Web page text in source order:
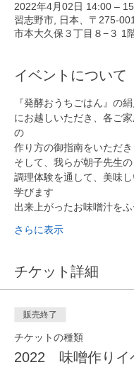
2022年4月02日 14:00 –
習志野市, 日本、〒275-
市本大久保３丁目８−３ 1
イベントについて
『発酵おうちごはん』の
にお越しいただき、各ご
の
作り方の御指南をいただ
そして、我らが朝子先生の
調理体験を通して、美味
学びます
出来上がったお味噌汁を
さらに表示
チケット詳細
販売終了
チケットの種類
2022 味噌作りイ